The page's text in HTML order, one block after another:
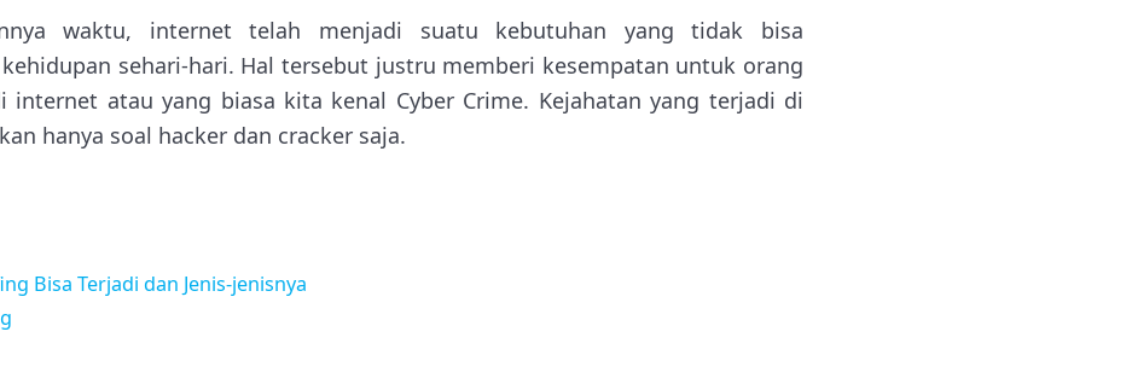
waktu, internet telah menjadi suatu kebutuhan yang tidak bisa
sehari-hari. Hal tersebut justru memberi kesempatan untuk orang
internet atau yang biasa kita kenal Cyber Crime. Kejahatan yang terjadi di
hanya soal hacker dan cracker saja.
Bisa Terjadi dan Jenis-jenisnya